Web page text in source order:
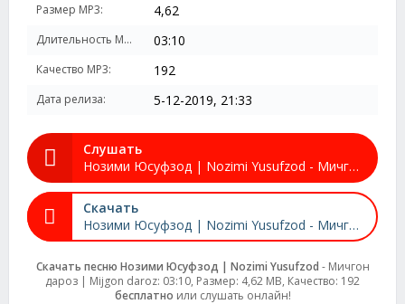
Размер MP3: 4,62
Длительность MP3: 03:10
Качество MP3: 192
Дата релиза: 5-12-2019, 21:33
Слушать
Нозими Юсуфзод | Nozimi Yusufzod - Мичгон дароз | Mijgon daroz
Скачать
Нозими Юсуфзод | Nozimi Yusufzod - Мичгон дароз | Mijgon daroz
Скачать песню Нозими Юсуфзод | Nozimi Yusufzod - Мичгон
дароз | Mijgon daroz: 03:10, Размер: 4,62 MB, Качество: 192
бесплатно или слушать онлайн!